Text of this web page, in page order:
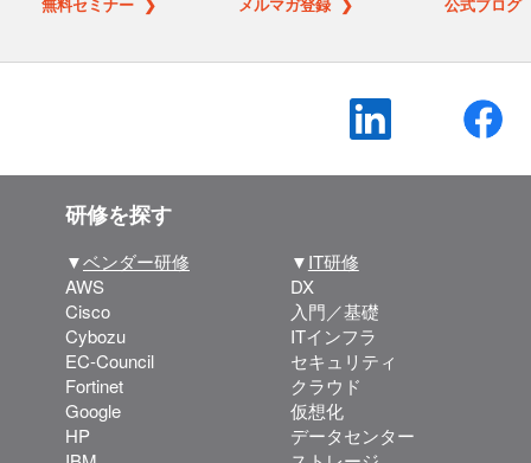
無料セミナー ❯ メルマガ登録 ❯ 公式ブロ
研修を探す
▼ベンダー研修
AWS
Cisco
Cybozu
EC-Council
Fortinet
Google
HP
▼IT研修
DX
入門／基礎
ITインフラ
セキュリティ
クラウド
仮想化
データセンター